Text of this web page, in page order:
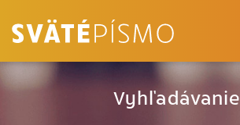
Vyhľadávanie